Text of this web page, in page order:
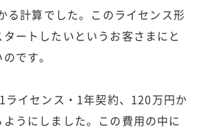
る計算でした。このライセンス形
ートしたいというお客さまにと
です。
イセンス・1年契約、120万円か
うにしました。この費用の中に